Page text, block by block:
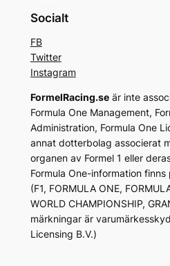
Socialt
FB
Twitter
Instagram
FormelRacing.seär inte
Formula One Management,
Administration, Formula One
annat dotterbolag associerat
organen av Formel 1 eller
Formula One-information finns
(F1, FORMULA ONE,
WORLD CHAMPIONSHIP,
märkningar är
Licensing B.V.)